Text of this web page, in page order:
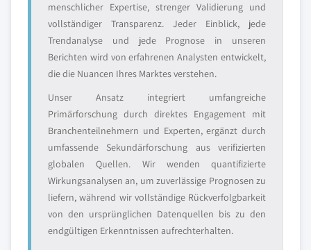
menschlicher Expertise, strenger Validierung und
vollständiger Transparenz. Jeder Einblick, jede
Trendanalyse und jede Prognose in unseren
Berichten wird von erfahrenen Analysten entwickelt,
die die Nuancen Ihres Marktes verstehen.
Unser Ansatz integriert umfangreiche
Primärforschung durch direktes Engagement mit
Branchenteilnehmern und Experten, ergänzt durch
umfassende Sekundärforschung aus verifizierten
globalen Quellen. Wir wenden quantifizierte
Wirkungsanalysen an, um zuverlässige Prognosen zu
liefern, während wir vollständige Rückverfolgbarkeit
von den ursprünglichen Datenquellen bis zu den
endgültigen Erkenntnissen aufrechterhalten.